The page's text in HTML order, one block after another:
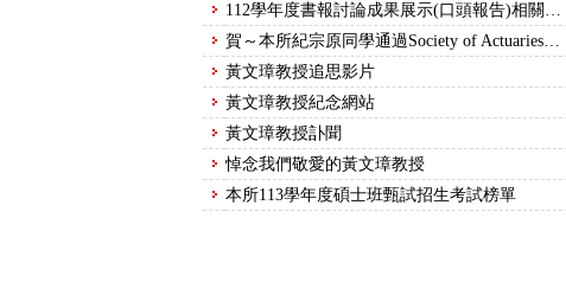
112學年度書報討論成果展示(口頭報告)相關事宜
賀～本所紀宗原同學通過Society of Actuaries精算師考試
黃文璋教授追思影片
黃文璋教授紀念網站
黃文璋教授訃聞
悼念我們敬愛的黃文璋教授
本所113學年度碩士班甄試招生考試榜單